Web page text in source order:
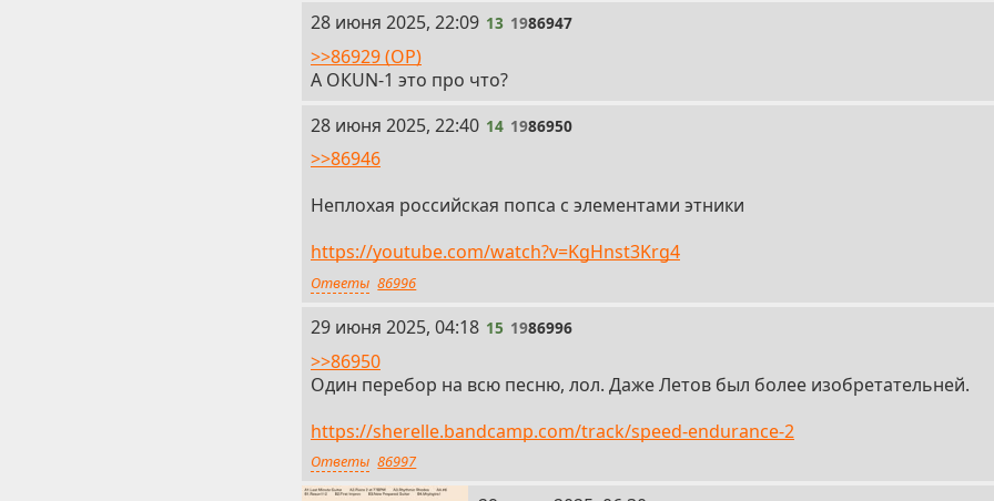
13
28 июня 2025, 22:09 13 1986947
>>86929 (OP)
А ОКUN-1 это про что?
14
28 июня 2025, 22:40 14 1986950
>>86946
Неплохая российская попса с элементами этники
https://youtube.com/watch?v=KgHnst3Krg4
Ответы 86996
15
29 июня 2025, 04:18 15 1986996
>>86950
Один перебор на всю песню, лол. Даже Летов был более изобретательней.
https://sherelle.bandcamp.com/track/speed-endurance-2
Ответы 86997